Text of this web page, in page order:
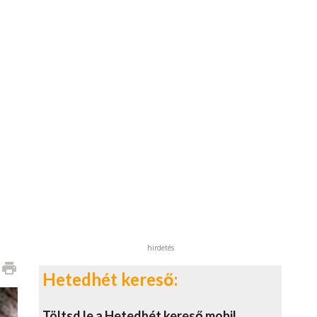
print
hirdetés
Hetedhét kereső: